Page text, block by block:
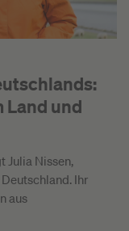
Land und
Julia Nissen,
Ihr
aus